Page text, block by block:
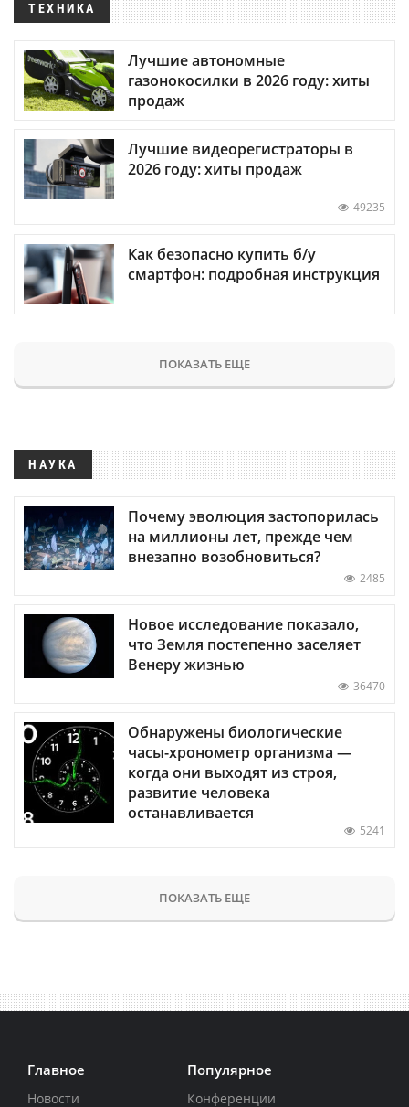
ТЕХНИКА
Лучшие автономные
газонокосилки в 2026 году: хиты
продаж
Лучшие видеорегистраторы в
2026 году: хиты продаж
49235
Как безопасно купить б/у
смартфон: подробная инструкция
ПОКАЗАТЬ ЕЩЕ
НАУКА
Почему эволюция застопорилась
на миллионы лет, прежде чем
внезапно возобновиться?
2485
Новое исследование показало,
что Земля постепенно заселяет
Венеру жизнью
36470
Обнаружены биологические
часы-хронометр организма —
когда они выходят из строя,
развитие человека
останавливается
5241
ПОКАЗАТЬ ЕЩЕ
Главное
Новости
Популярное
Конференции